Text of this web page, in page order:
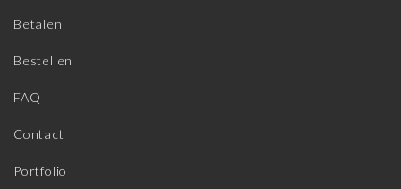
Betalen
Bestellen
FAQ
Contact
Portfolio